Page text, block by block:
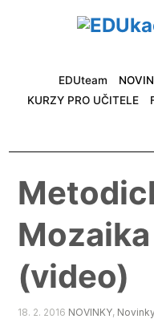
EDUteam
KURZY PRO UČITELE
(video)
18. 2. 2016 NOVINKY,